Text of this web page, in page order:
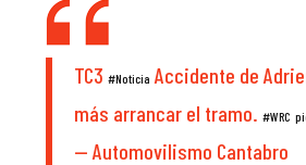
TC3#Noticia Accidente de
más arrancar el tramo.#WRC
— Automovilismo Cantabro